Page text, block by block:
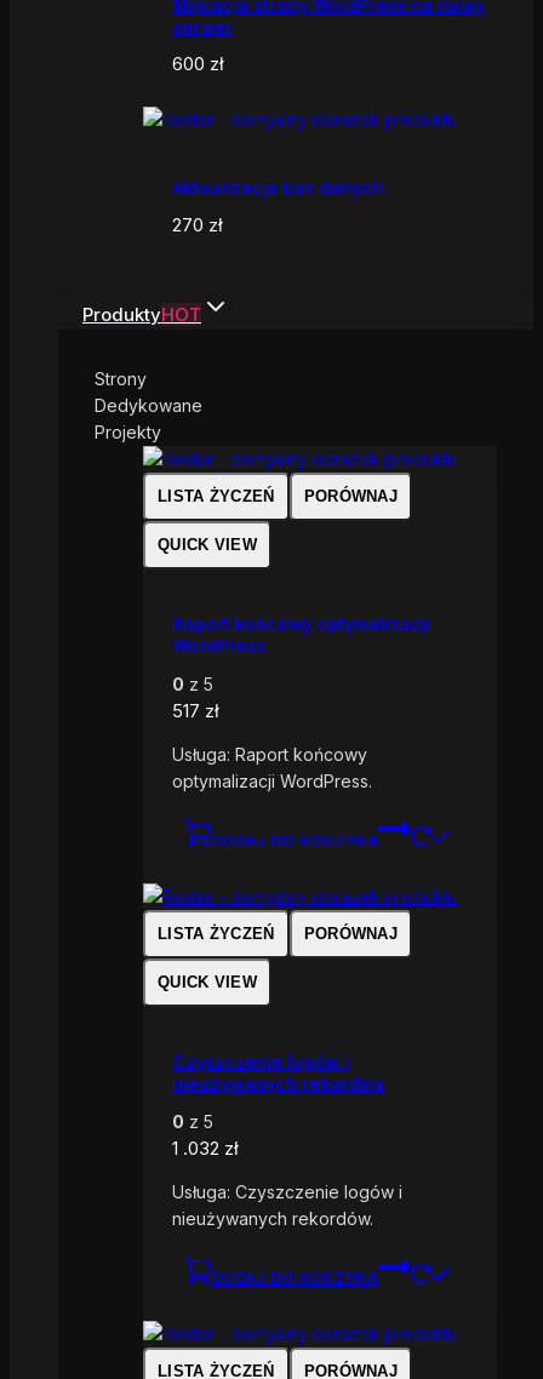
serwer
600 zł
Aktualizacja baz danych
270 zł
ProduktyHOT
Strony
Dedykowane
Projekty
LISTA ŻYCZEŃ PORÓWNAJ
QUICK VIEW
Raport końcowy optymalizacji
WordPress
0 z 5
517 zł
Usługa: Raport końcowy
optymalizacji WordPress.
DODAJ DO KOSZYKA
LISTA ŻYCZEŃ PORÓWNAJ
QUICK VIEW
Czyszczenie logów i
nieużywanych rekordów
0 z 5
1 .032 zł
Usługa: Czyszczenie logów i
nieużywanych rekordów.
DODAJ DO KOSZYKA
LISTA ŻYCZEŃ PORÓWNAJ